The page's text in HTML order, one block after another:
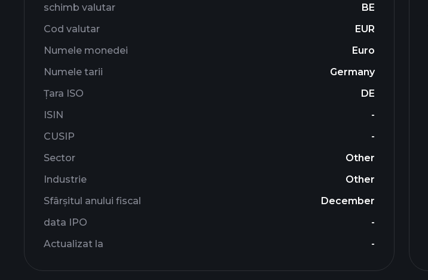
schimb valutar
BE
Cod valutar
EUR
Numele monedei
Euro
Numele tarii
Germany
Țara ISO
DE
ISIN
-
CUSIP
-
Sector
Other
Industrie
Other
Sfârșitul anului fiscal
December
data IPO
-
Actualizat la
-